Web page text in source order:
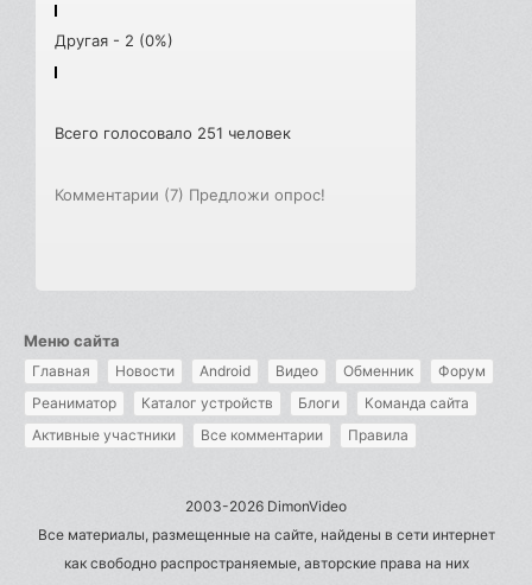
Другая - 2 (0%)
Всего голосовало 251 человек
Комментарии (7) Предложи опрос!
Меню сайта
Главная Новости Android Видео Обменник
Форум
Реаниматор
Каталог устройств Блоги
Команда сайта
Активные участники
Все комментарии Правила
2003-2026 DimonVideo
Все материалы, размещенные на сайте, найдены в сети интернет
как свободно распространяемые, авторские права на них